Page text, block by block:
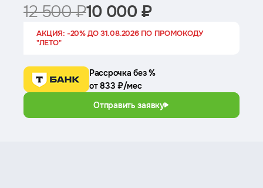
12 500 ₽10 000 ₽
АКЦИЯ: -20% ДО 31.08.2026 ПО ПРОМОКОДУ
"ЛЕТО"
Рассрочка без %
от 833 ₽/мес
Отправить заявку